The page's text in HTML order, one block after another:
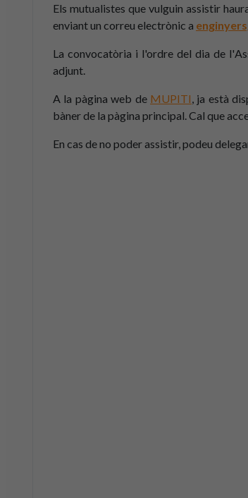
Els mutualistes que vulguin assistir
enviant un correu electrònic a
La convocatòria i l'ordre del dia de
adjunt.
A la pàgina web de MUPITI , ja està
bàner de la pàgina principal. Cal que
En cas de no poder assistir, podeu